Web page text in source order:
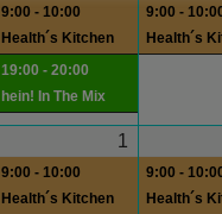
9:00 - 10:00
Health´s Kitchen
19:00 - 20:00
hein! In The Mix
9:00 -
Health´s
1
9:00 - 10:00
Health´s Kitchen
9:00 -
Health´s